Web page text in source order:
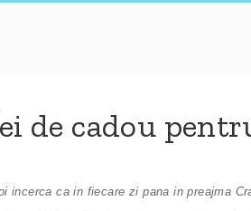
de cadou
incerca ca in fiecare zi pana in preajma